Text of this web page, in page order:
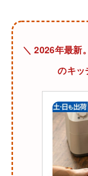
＼ 2026年最新
のキッ